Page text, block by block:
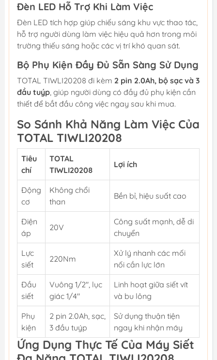
Đèn LED Hỗ Trợ Khi Làm Việc
Đèn LED tích hợp giúp chiếu sáng khu vực thao tác,
hỗ trợ người dùng làm việc hiệu quả hơn trong môi
trường thiếu sáng hoặc các vị trí khó quan sát.
Bộ Phụ Kiện Đầy Đủ Sẵn Sàng Sử Dụng
TOTAL TIWLI20208 đi kèm 2 pin 2.0Ah, bộ sạc và 3
đầu tuýp, giúp người dùng có đầy đủ phụ kiện cần
thiết để bắt đầu công việc ngay sau khi mua.
So Sánh Khả Năng Làm Việc Của
TOTAL TIWLI20208
Tiêu
chí
TOTAL
TIWLI20208
Lợi ích
Động
cơ
Không chổi
than
Bền bỉ, hiệu suất cao
Điện
áp
20V
Công suất mạnh, dễ di
chuyển
Lực
siết
220Nm
Xử lý nhanh các mối
nối cần lực lớn
Đầu
siết
Vuông 1/2", lục
giác 1/4"
Linh hoạt giữa siết vít
và bu lông
Phụ
kiện
2 pin 2.0Ah, sạc,
3 đầu tuýp
Sử dụng thuận tiện
ngay khi nhận máy
Ứng Dụng Thực Tế Của Máy Siết